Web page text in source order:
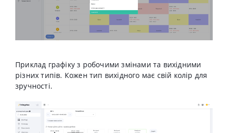
Приклад графіку з робочими змінами та вихідними
різних типів. Кожен тип вихідного має свій колір для
зручності.